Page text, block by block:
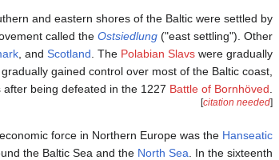
and eastern shores of the Baltic were settled by
called the Ostsiedlung ("east settling"). Other
, and Scotland . The Polabian Slavs were gradually
gradually gained control over most of the Baltic coast,
being defeated in the 1227 Battle of Bornhöved
[citation needed]
force in Northern Europe was the Hanseatic
the Baltic Sea and the North Sea . In the sixteenth